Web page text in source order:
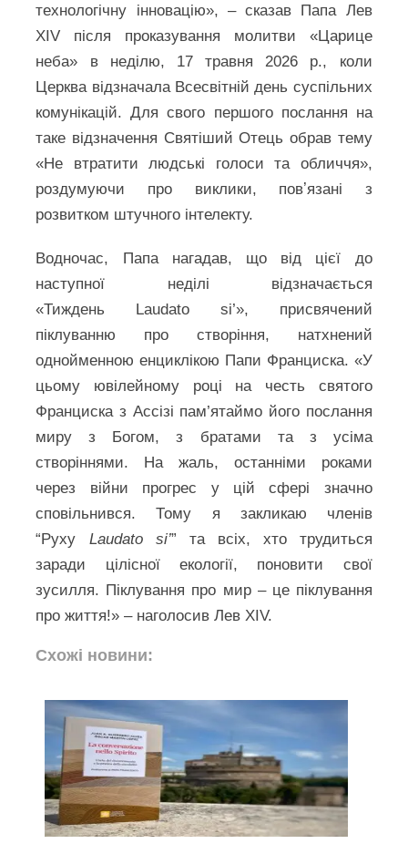
технологічну інновацію», – сказав Папа Лев
XIV після проказування молитви «Царице
неба» в неділю, 17 травня 2026 р., коли
Церква відзначала Всесвітній день суспільних
комунікацій. Для свого першого послання на
таке відзначення Святіший Отець обрав тему
«Не втратити людські голоси та обличчя»,
роздумуючи про виклики, повʼязані з
розвитком штучного інтелекту.
Водночас, Папа нагадав, що від цієї до
наступної неділі відзначається
«Тиждень Laudato si’», присвячений
піклуванню про створіння, натхнений
однойменною енциклікою Папи Франциска. «У
цьому ювілейному році на честь святого
Франциска з Ассізі пам’ятаймо його послання
миру з Богом, з братами та з усіма
створіннями. На жаль, останніми роками
через війни прогрес у цій сфері значно
сповільнився. Тому я закликаю членів
“Руху Laudato si’” та всіх, хто трудиться
заради цілісної екології, поновити свої
зусилля. Піклування про мир – це піклування
про життя!» – наголосив Лев XIV.
Схожі новини: